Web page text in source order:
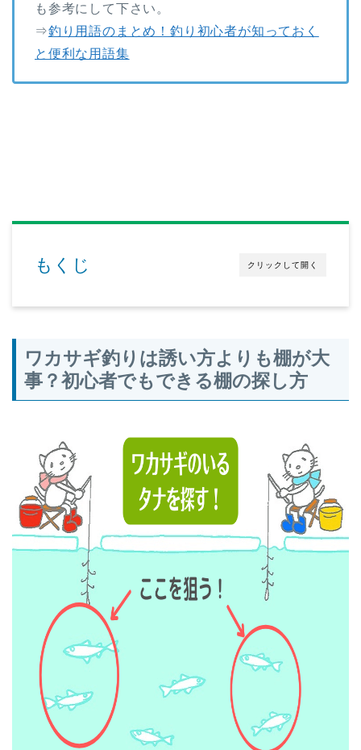
も参考にして下さい。
⇒釣り用語のまとめ！釣り初心者が知っておく
と便利な用語集
クリックして開く
もくじ
ワカサギ釣りは誘い方よりも棚が大
事？初心者でもできる棚の探し方